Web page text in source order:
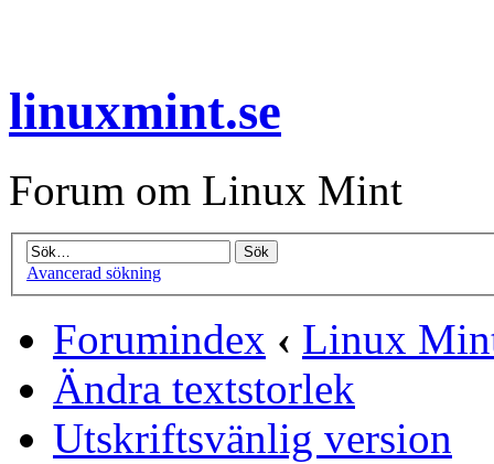
linuxmint.se
Forum om Linux Mint
Avancerad sökning
Forumindex ‹ Linux
Ändra textstorlek
Utskriftsvänlig version